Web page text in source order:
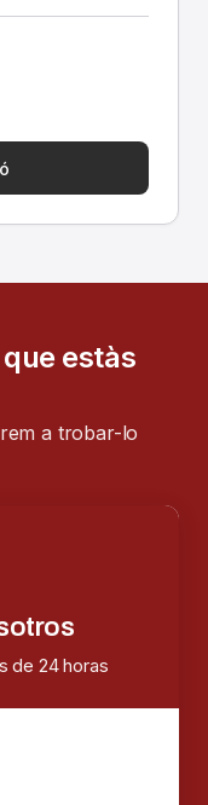
estàs
a trobar-lo
de 24 horas